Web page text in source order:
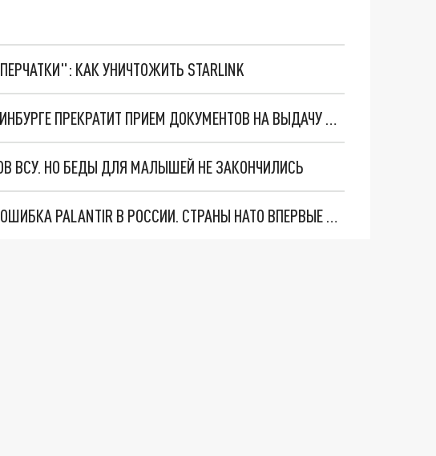
КАК УНИЧТОЖИТЬ STARLINK
ГЕНКОНСУЛЬСТВО ГЕРМАНИИ В ЕКАТЕРИНБУРГЕ ПРЕКРАТИТ ПРИЕМ ДОКУМЕНТОВ НА ВЫДАЧУ НАЦИОНАЛЬНЫХ ВИЗ
ВСУ. НО БЕДЫ ДЛЯ МАЛЫШЕЙ НЕ ЗАКОНЧИЛИСЬ
"ОЧЕНЬ ПЛОХИЕ НОВОСТИ": БОЛЬШАЯ ОШИБКА PALANTIR В РОССИИ. СТРАНЫ НАТО ВПЕРВЫЕ ЗА СВО ОСТАНОВИЛИ ПОСТАВКИ ОРУЖИЯ. ВСУ ТЕРЯЮТ ПРИГРАНИЧЬЕ?